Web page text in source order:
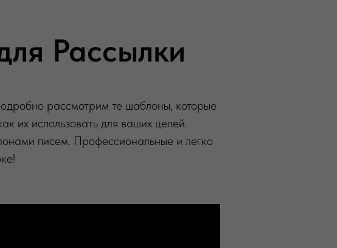
Рассылки
рассмотрим те шаблоны, которые
их использовать для ваших целей.
писем. Профессиональные и легко